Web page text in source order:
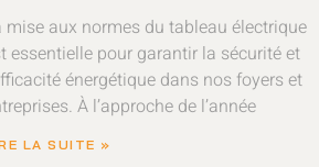
mise aux normes du tableau électrique
essentielle pour garantir la sécurité et
énergétique dans nos foyers et
À l’approche de l’année
LA SUITE »